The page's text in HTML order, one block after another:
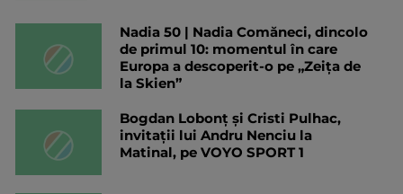
Nadia 50 | Nadia Comăneci, dincolo
de primul 10: momentul în care
Europa a descoperit-o pe „Zeița de
la Skien”
Bogdan Lobonț și Cristi Pulhac,
invitații lui Andru Nenciu la
Matinal, pe VOYO SPORT 1